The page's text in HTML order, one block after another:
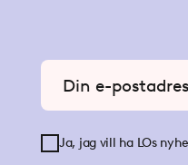
Ange din e-postadress
Ja, jag vill ha LOs